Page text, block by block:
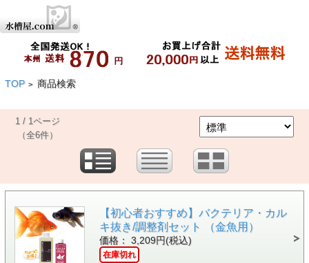
TOP > 商品検索
1 / 1ページ
（全6件）
【初心者おすすめ】バクテリア・カル
キ抜き/調整剤セット （金魚用）
価格： 3,209円(税込)
在庫切れ